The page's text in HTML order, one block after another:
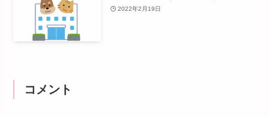
2022年2月19日
コメント